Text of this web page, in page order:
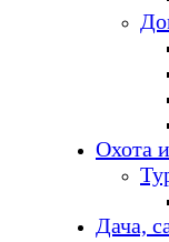
Охота
Дача,